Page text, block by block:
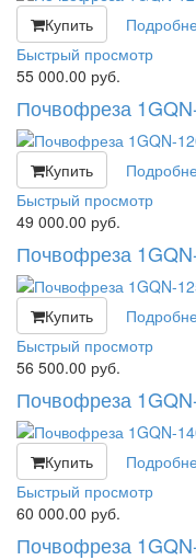
Купить
Быстрый просмотр
55 000.00 руб.
Почвофреза
Купить
Быстрый просмотр
49 000.00 руб.
Почвофреза
Купить
Быстрый просмотр
56 500.00 руб.
Почвофреза
Купить
Быстрый просмотр
60 000.00 руб.
Почвофреза